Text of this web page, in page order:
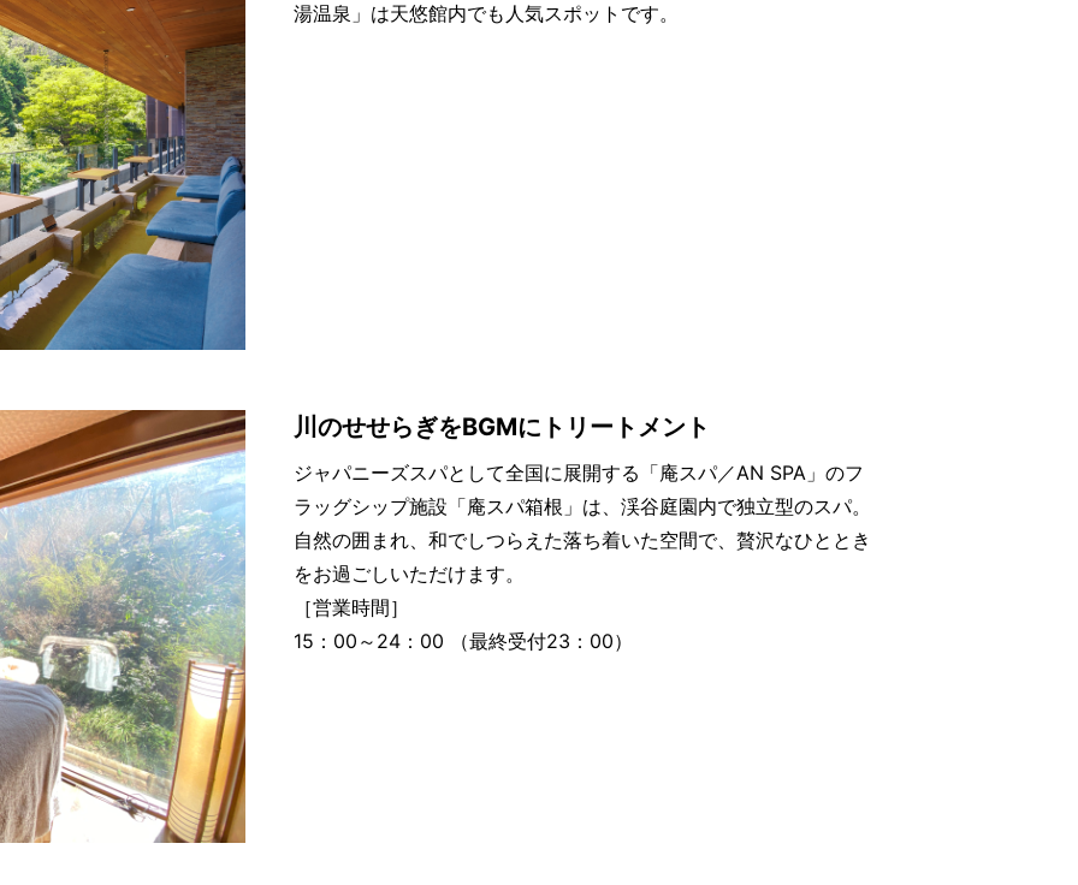
湯温泉」は天悠館内でも人気スポットです。
川のせせらぎをBGMにトリートメント
ジャパニーズスパとして全国に展開する「庵スパ／AN SPA」のフ
ラッグシップ施設「庵スパ箱根」は、渓谷庭園内で独立型のスパ。
自然の囲まれ、和でしつらえた落ち着いた空間で、贅沢なひととき
をお過ごしいただけます。
［営業時間］
15：00～24：00 （最終受付23：00）